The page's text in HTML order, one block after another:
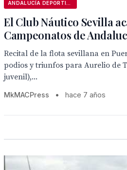
El Club Náutico Sevilla
Campeonatos de
Recital de la flota sevillana en
podios y triunfos para Aurelio de
juvenil),...
MkMACPress • hace 7 años